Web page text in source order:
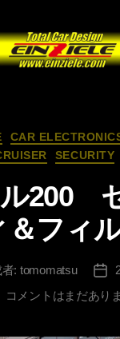
カ
テ
ゴ
リ
ー
CAR
SECURITY
200
＆フィ
: tomomatsu
投
稿
日
ラ
コメントはまだあり